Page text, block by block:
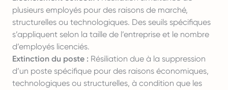
plusieurs employés pour des raisons de marché,
structurelles ou technologiques. Des seuils spécifiques
s’appliquent selon la taille de l’entreprise et le nombre
d’employés licenciés.
Extinction du poste : Résiliation due à la suppression
d’un poste spécifique pour des raisons économiques,
technologiques ou structurelles, à condition que les